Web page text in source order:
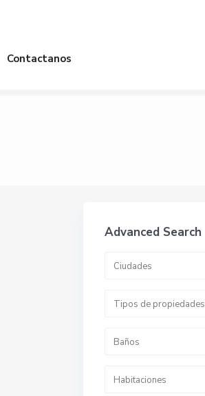
Contactanos
Advanced Search
Ciudades
Tipos de propiedades
Baños
Habitaciones